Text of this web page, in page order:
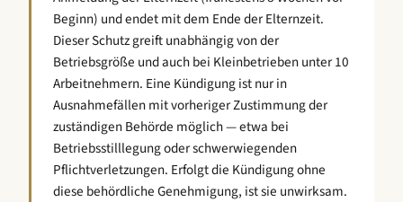
Beginn) und endet mit dem Ende der Elternzeit.
Dieser Schutz greift unabhängig von der
Betriebsgröße und auch bei Kleinbetrieben unter 10
Arbeitnehmern. Eine Kündigung ist nur in
Ausnahmefällen mit vorheriger Zustimmung der
zuständigen Behörde möglich — etwa bei
Betriebsstilllegung oder schwerwiegenden
Pflichtverletzungen. Erfolgt die Kündigung ohne
diese behördliche Genehmigung, ist sie unwirksam.